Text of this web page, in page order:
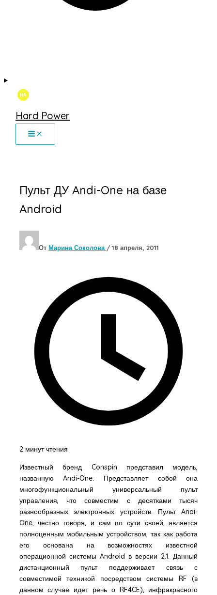
Hard Power
Пульт ДУ Andi-One на базе
Android
От Марина Соколова / 18 апреля, 2011
2 минут чтения
Известный бренд Conspin представил модель,
названную Andi-One. Представляет собой она
многофункциональный универсальный пульт
управления, что совместим с десятками тысяч
разнообразных электронных устройств. Пульт Andi-
One, честно говоря, и сам по сути своей, является
полноценным мобильным устройством, так как работа
его основана на возможностях известной
операционной системы Android в версии 2.1. Данный
дистанционный пульт поддерживает связь с
совместимой техникой посредством системы RF (в
данном случае идет речь о RF4CE), инфракрасного